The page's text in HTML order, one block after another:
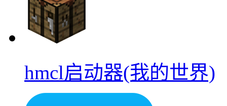
hmcl启动器(我的世界)